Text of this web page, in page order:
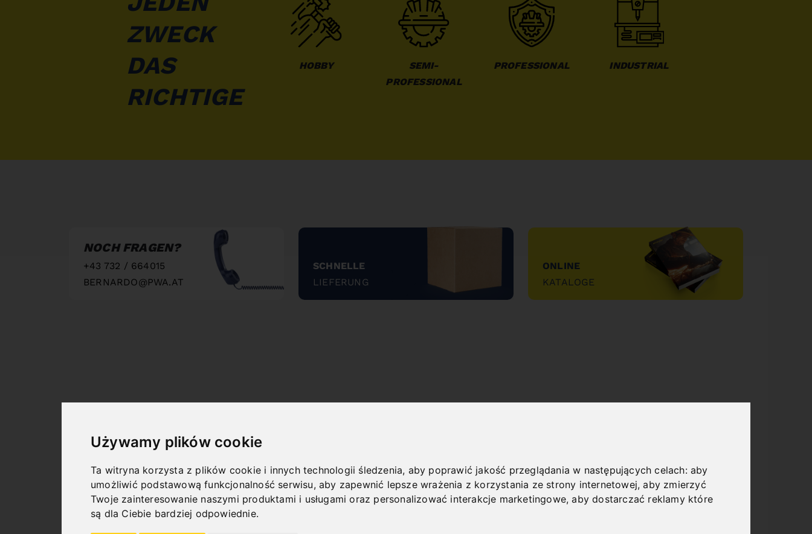
Używamy plików cookie
Ta witryna korzysta z plików cookie i innych technologii śledzenia, aby poprawić jakość przeglądania w następujących celach:aby
umożliwić podstawową funkcjonalność serwisu,aby zapewnić lepsze wrażenia z korzystania ze strony internetowej,aby zmierzyć
Twoje zainteresowanie naszymi produktami i usługami oraz personalizować interakcje marketingowe,aby dostarczać reklamy które
są dla Ciebie bardziej odpowiednie.
ZWECK
DAS
RICHTIGE
HOBBY
SEMI-
PROFESSIONAL
PROFESSIONAL INDUSTRIAL
NOCH FRAGEN?
+43 732 / 664015
BERNARDO@PWA.AT
SCHNELLE
LIEFERUNG
"
ONLINE
KATALOGE
"
NEW PRODUCTS